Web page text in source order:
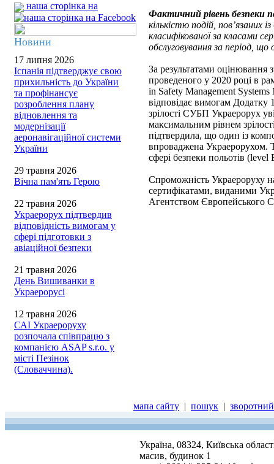
наша сторінка на
Новини
17 липня 2026
Іспанія підтверджує свою
прихильність до України
та профінансує
розроблення плану
відновлення та
модернізації
аеронавігаційної системи
України
29 травня 2026
Вічна пам'ять Герою
22 травня 2026
Украерорух підтвердив
відповідність вимогам у
сфері підготовки з
авіаційної безпеки
21 травня 2026
День Вишиванки в
Украерорусі
12 травня 2026
САІ Украероруху
розпочала співпрацю з
компанією ASAP s.r.o. у
місті Пезінок
(Словаччина).
Фактичний рівень безпеки
кількістю подій, пов’язаних
класифікованої за класами
обслуговування за період, що
За результатами оцінювання
проведеного у 2020 році в
in Safety Management
відповідає вимогам Додатку
зрілості СУБП Украерорух
максимальним рівнем
підтвердила, що один із
впроваджена Украерорухом.
сфері безпеки польотів (level
Спроможність Украероруху
сертифікатами, виданими
Агентством Європейського
мапа сайту | пошук |
Україна, 08324, Київська
масив, будинок 1